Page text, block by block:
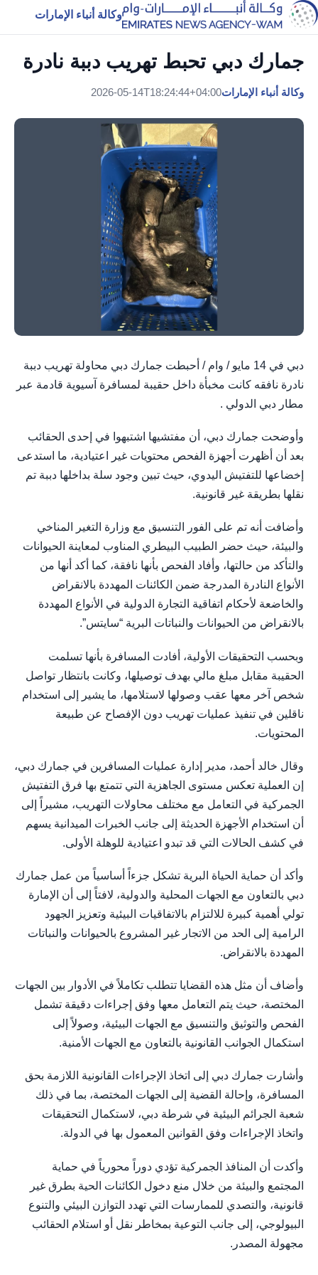
وكالة أنباء الإمارات
جمارك دبي تحبط تهريب دببة نادرة
وكالة أنباء الإمارات2026-05-14T18:24:44+04:00
دبي في 14 مايو / وام / أحبطت جمارك دبي محاولة تهريب دببة
نادرة نافقه كانت مخبأة داخل حقيبة لمسافرة آسيوية قادمة عبر
مطار دبي الدولي .
وأوضحت جمارك دبي، أن مفتشيها اشتبهوا في إحدى الحقائب
بعد أن أظهرت أجهزة الفحص محتويات غير اعتيادية، ما استدعى
إخضاعها للتفتيش اليدوي، حيث تبين وجود سلة بداخلها دببة تم
نقلها بطريقة غير قانونية.
وأضافت أنه تم على الفور التنسيق مع وزارة التغير المناخي
والبيئة، حيث حضر الطبيب البيطري المناوب لمعاينة الحيوانات
والتأكد من حالتها، وأفاد الفحص بأنها نافقة، كما أكد أنها من
الأنواع النادرة المدرجة ضمن الكائنات المهددة بالانقراض
والخاضعة لأحكام اتفاقية التجارة الدولية في الأنواع المهددة
بالانقراض من الحيوانات والنباتات البرية “سايتس”.
وبحسب التحقيقات الأولية، أفادت المسافرة بأنها تسلمت
الحقيبة مقابل مبلغ مالي بهدف توصيلها، وكانت بانتظار تواصل
شخص آخر معها عقب وصولها لاستلامها، ما يشير إلى استخدام
ناقلين في تنفيذ عمليات تهريب دون الإفصاح عن طبيعة
المحتويات.
وقال خالد أحمد، مدير إدارة عمليات المسافرين في جمارك دبي،
إن العملية تعكس مستوى الجاهزية التي تتمتع بها فرق التفتيش
الجمركية في التعامل مع مختلف محاولات التهريب، مشيراً إلى
أن استخدام الأجهزة الحديثة إلى جانب الخبرات الميدانية يسهم
في كشف الحالات التي قد تبدو اعتيادية للوهلة الأولى.
وأكد أن حماية الحياة البرية تشكل جزءاً أساسياً من عمل جمارك
دبي بالتعاون مع الجهات المحلية والدولية، لافتاً إلى أن الإمارة
تولي أهمية كبيرة للالتزام بالاتفاقيات البيئية وتعزيز الجهود
الرامية إلى الحد من الاتجار غير المشروع بالحيوانات والنباتات
المهددة بالانقراض.
وأضاف أن مثل هذه القضايا تتطلب تكاملاً في الأدوار بين الجهات
المختصة، حيث يتم التعامل معها وفق إجراءات دقيقة تشمل
الفحص والتوثيق والتنسيق مع الجهات البيئية، وصولاً إلى
استكمال الجوانب القانونية بالتعاون مع الجهات الأمنية.
وأشارت جمارك دبي إلى اتخاذ الإجراءات القانونية اللازمة بحق
المسافرة، وإحالة القضية إلى الجهات المختصة، بما في ذلك
شعبة الجرائم البيئية في شرطة دبي، لاستكمال التحقيقات
واتخاذ الإجراءات وفق القوانين المعمول بها في الدولة.
وأكدت أن المنافذ الجمركية تؤدي دوراً محورياً في حماية
المجتمع والبيئة من خلال منع دخول الكائنات الحية بطرق غير
قانونية، والتصدي للممارسات التي تهدد التوازن البيئي والتنوع
البيولوجي، إلى جانب التوعية بمخاطر نقل أو استلام الحقائب
مجهولة المصدر.